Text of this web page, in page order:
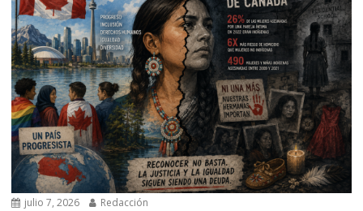
julio 7, 2026 Redacción